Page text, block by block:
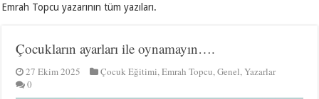
Emrah Topcu yazarının tüm yazıları.
Çocukların ayarları ile oynamayın….
27 Ekim 2025 Çocuk Eğitimi,Emrah Topcu,Genel,Yazarlar
0